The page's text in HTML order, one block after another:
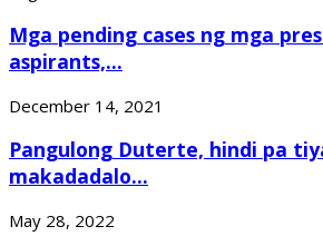
Mga pending cases ng mga
aspirants,...
December 14, 2021
Pangulong Duterte, hindi pa
makadadalo...
May 28, 2022